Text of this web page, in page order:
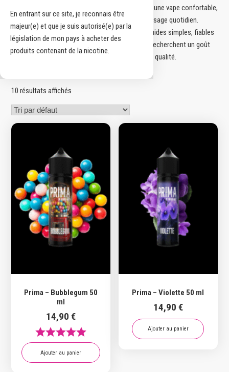
En entrant sur ce site, je reconnais être
majeur(e) et que je suis autorisé(e) par la
législation de mon pays à acheter des
produits contenant de la nicotine.
sélection d’ingrédients maîtrisés, Prima garantit une vape confortable,
régulière et satisfaisante, idéale pour un usage quotidien.
Explorez l’univers Prima et découvrez des e-liquides simples, fiables
et agréables, parfaits pour celles et ceux qui recherchent un goût
accessible sans compromis sur la qualité.
10 résultats affichés
Prima – Bubblegum 50
ml
14,90€
Ajouter au panier
Prima – Violette 50 ml
14,90 €
Ajouter au panier